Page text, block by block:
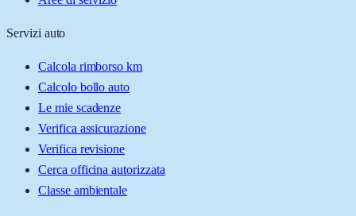
Servizi auto
Calcola rimborso km
Calcolo bollo auto
Le mie scadenze
Verifica assicurazione
Verifica revisione
Cerca officina autorizzata
Classe ambientale